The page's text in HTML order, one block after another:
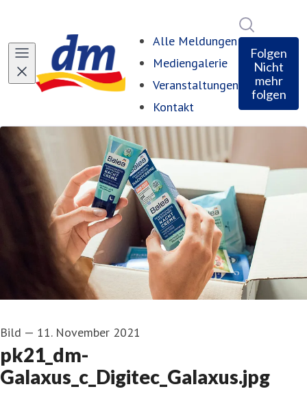
Alle Meldungen
Mediengalerie
Veranstaltungen
Kontakt
Folgen
Nicht
mehr
folgen
Bild — 11. November 2021
pk21_dm-
Galaxus_c_Digitec_Galaxus.jpg